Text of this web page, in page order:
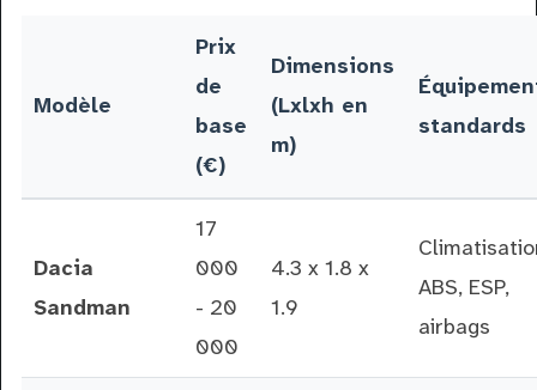
Modèle
Prix
de
base
(€)
Dimensions
(Lxlxh en
m)
standards
Dacia
Sandman
17
000
- 20
000
4.3 x 1.8 x
1.9
ABS, ESP,
airbags